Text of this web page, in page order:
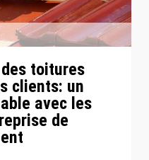
toitures
clients: un
avec les
de